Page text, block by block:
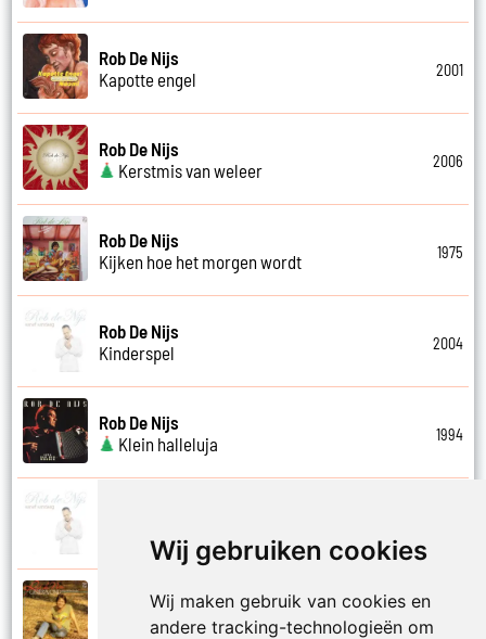
Wij gebruiken cookies
Wij maken gebruik van cookies en
andere tracking-technologieën om
Rob De Nijs
Kapotte engel
2001
Rob De Nijs
Kerstmis van weleer
2006
Rob De Nijs
Kijken hoe het morgen wordt
1975
Rob De Nijs
Kinderspel
2004
Rob De Nijs
Klein halleluja
1994
Rob De Nijs
Kleine man